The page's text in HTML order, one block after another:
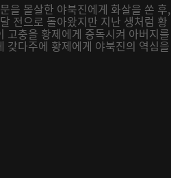
을 몰살한 야북진에게 화살을 쏜 후,
전으로 돌아왔지만 지난 생처럼 황
고충을 황제에게 중독시켜 아버지를
갖다주에 황제에게 야북진의 역심을